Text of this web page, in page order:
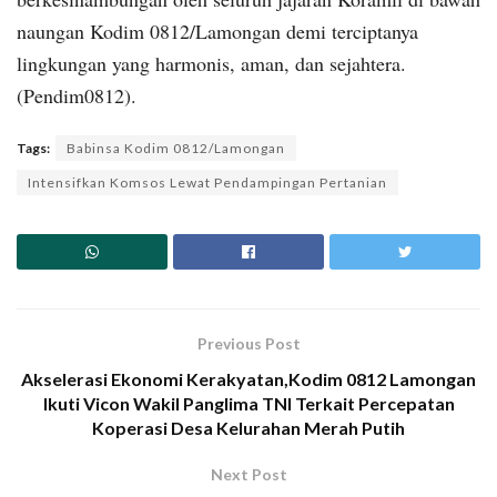
naungan Kodim 0812/Lamongan demi terciptanya
lingkungan yang harmonis, aman, dan sejahtera.
(Pendim0812).
Tags: Babinsa Kodim 0812/Lamongan
Intensifkan Komsos Lewat Pendampingan Pertanian
Previous Post
Akselerasi Ekonomi Kerakyatan,Kodim 0812 Lamongan
Ikuti Vicon Wakil Panglima TNI Terkait Percepatan
Koperasi Desa Kelurahan Merah Putih
Next Post